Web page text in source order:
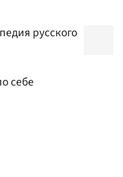
русского
себе